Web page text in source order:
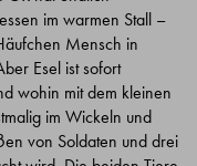
im warmen Stall –
Mensch in
Esel ist sofort
wohin mit dem kleinen
im Wickeln und
von Soldaten und drei